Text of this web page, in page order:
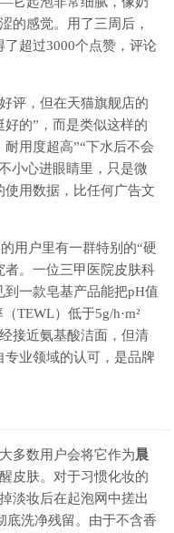
的感觉。用了三周后，
超过3000个点赞，评论
评，但在天猫旗舰店的
的”，而是类似这样的
用度超高”“下水后不会
小心进眼睛里，只是微
用数据，比任何广告文
用户里有一群特别的“硬
者。一位三甲医院皮肤科
一款皂基产品能把pH值
TEWL）低于5g/h·m²
接近氨基酸洁面，但清
专业领域的认可，是品牌
多数用户会将它作为晨
皮肤。对于习惯化妆的
淡妆后在起泡网中搓出
底洗净残留。由于不含香